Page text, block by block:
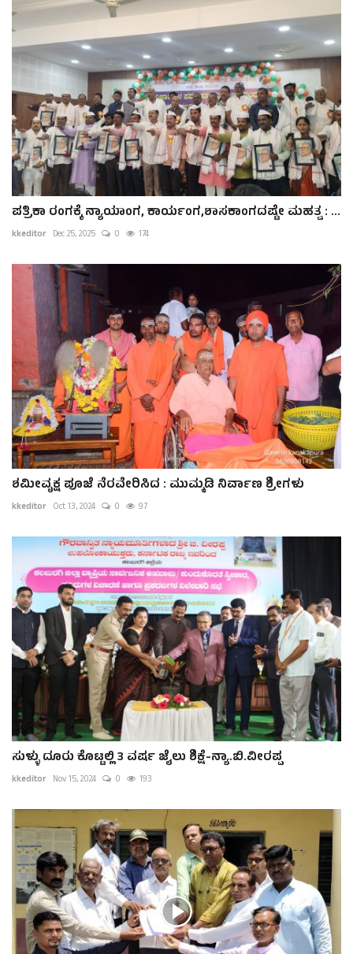
ಪತ್ರಿಕಾ ರಂಗಕ್ಕೆ ನ್ಯಾಯಾಂಗ, ಕಾರ್ಯಂಗ,ಶಾಸಕಾಂಗದಷ್ಟೇ ಮಹತ್ವ : ...
kkeditor Dec 25, 2025 0 174
ಶಮೀವೃಕ್ಷ ಪೂಜೆ ನೆರವೇರಿಸಿದ : ಮುಮ್ಮಡಿ ನಿರ್ವಾಣ ಶ್ರೀಗಳು
kkeditor Oct 13, 2024 0 97
ಸುಳ್ಳು ದೂರು ಕೊಟ್ಟಲ್ಲಿ 3 ವರ್ಷ ಜೈಲು ಶಿಕ್ಷೆ-ನ್ಯಾ.ಬಿ.ವೀರಪ್ಪ
kkeditor Nov 15, 2024 0 193